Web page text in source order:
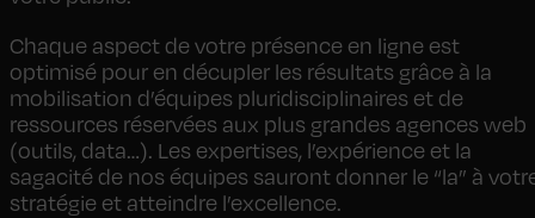
Chaque aspect de votre présence en ligne est
optimisé pour en décupler les résultats grâce à la
mobilisation d’équipes pluridisciplinaires et de
ressources réservées aux plus grandes agences web
(outils, data…). Les expertises, l’expérience et la
sagacité de nos équipes sauront donner le “la” à
stratégie et atteindre l’excellence.